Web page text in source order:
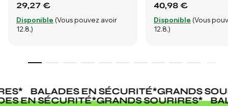
29,27 €
Disponible (Vous pouvez avoir
12.8.)
40,98 €
Disponible (Vous
12.8.)
* BALADES EN SÉCURITÉ*GRANDS
EN SÉCURITÉ*GRANDS SOURIRES*